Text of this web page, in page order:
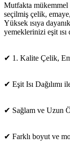
Mutfakta mükemmel
seçilmiş çelik,
Yüksek ısıya
yemeklerinizi eşit ısı
✔ 1. Kalite Çelik,
✔ Eşit Isı Dağılımı
✔ Sağlam ve Uzun
✔ Farklı boyut ve